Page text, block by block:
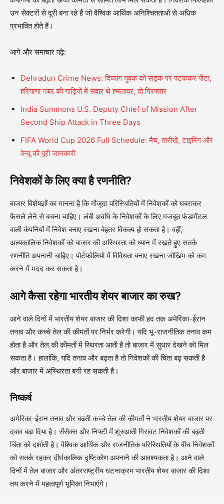
उन सेक्टरों से दूरी बना रहे हैं जो वैश्विक आर्थिक अनिश्चितताओं से अधिक
प्रभावित होते हैं।
आगे और समाचार पढ़े:
Dehradun Crime News: दिव्यांग युवक को सड़क पर पटककर पीटा,
हरियाणा नंबर की गाड़ियों में सवार थे हमलावर, दो गिरफ्तार
India Summons U.S. Deputy Chief of Mission After
Second Ship Attack in Three Days
FIFA World Cup 2026 Full Schedule: मैच, तारीखें, टाइमिंग और
वेन्यू की पूरी जानकारी
निवेशकों के लिए क्या है रणनीति?
बाजार विशेषज्ञों का मानना है कि मौजूदा परिस्थितियों में निवेशकों को घबराकर
फैसले लेने से बचना चाहिए। लंबी अवधि के निवेशकों के लिए मजबूत फंडामेंटल
वाली कंपनियों में निवेश बनाए रखना बेहतर विकल्प हो सकता है। वहीं,
अल्पकालिक निवेशकों को बाजार की अस्थिरता को ध्यान में रखते हुए सतर्क
रणनीति अपनानी चाहिए। पोर्टफोलियो में विविधता बनाए रखना जोखिम को कम
करने में मदद कर सकता है।
आगे कैसा रहेगा भारतीय शेयर बाजार का रुख?
आने वाले दिनों में भारतीय शेयर बाजार की दिशा काफी हद तक अमेरिका-ईरान
तनाव और कच्चे तेल की कीमतों पर निर्भर करेगी। यदि भू-राजनीतिक तनाव कम
होता है और तेल की कीमतों में स्थिरता आती है तो बाजार में सुधार देखने को मिल
सकता है। हालांकि, यदि तनाव और बढ़ता है तो निवेशकों की चिंता बढ़ सकती है
और बाजार में अस्थिरता बनी रह सकती है।
निष्कर्ष
अमेरिका-ईरान तनाव और बढ़ती कच्चे तेल की कीमतों ने भारतीय शेयर बाजार पर
दबाव बढ़ा दिया है। सेंसेक्स और निफ्टी में शुरुआती गिरावट निवेशकों की बढ़ती
चिंता को दर्शाती है। वैश्विक आर्थिक और राजनीतिक परिस्थितियों के बीच निवेशकों
को सतर्क रहकर दीर्घकालिक दृष्टिकोण अपनाने की आवश्यकता है। आने वाले
दिनों में तेल बाजार और अंतरराष्ट्रीय घटनाक्रम भारतीय शेयर बाजार की दिशा
तय करने में महत्वपूर्ण भूमिका निभाएंगे।